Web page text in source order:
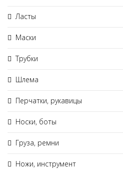
Ласты
Маски
Трубки
Шлема
Перчатки, рукавицы
Носки, боты
Груза, ремни
Ножи, инструмент